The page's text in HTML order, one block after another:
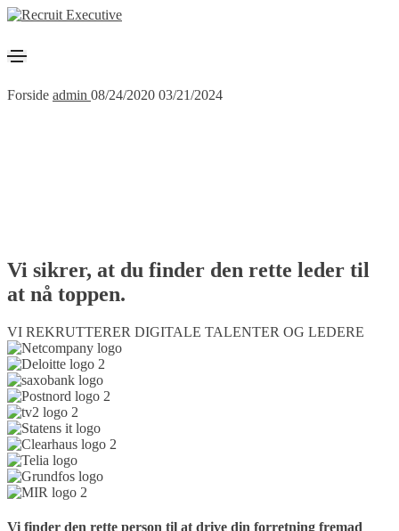
Forside admin 08/24/2020 03/21/2024
Vi sikrer, at du finder den rette leder til
at nå toppen.
VI REKRUTTERER DIGITALE TALENTER OG LEDERE
Vi finder den rette person til at drive din forretning fremad